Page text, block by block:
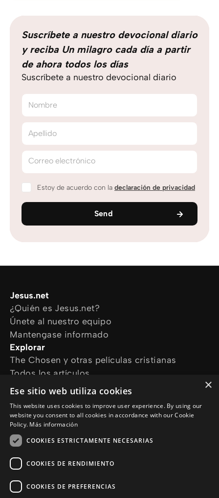
Suscríbete a nuestro devocional diario
y reciba Un milagro cada día a partir
de ahora todos los días
Suscríbete a nuestro devocional diario
Nombre
Apellido
Correo electrónico
Estoy de acuerdo con la declaración de privacidad
Send
Jesus.net
¿Quién es Jesus.net?
Únete al nuestro equipo
Mantengase informado
Explorar
The Chosen y otras películas cristianas
Todos los artículos
Cursos online
¿Cómo podemos ayudarte?
Devocional diario
Necesito oración
Síguenos en
×
Ese sitio web utiliza cookies
This website uses cookies to improve user experience. By using our
website you consent to all cookies in accordance with our Cookie
Policy. Más información
COOKIES ESTRICTAMENTE NECESARIAS
COOKIES DE RENDIMIENTO
COOKIES DE PREFERENCIAS